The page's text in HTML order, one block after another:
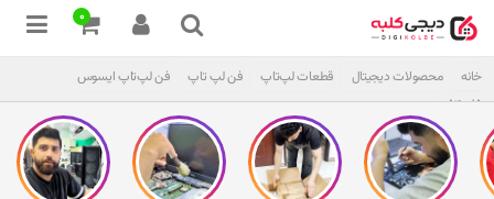
0
خانه محصولات دیجیتال قطعات لپ‌تاپ فن لپ تاپ
فن لپ‌تاپ ایسوس
A40JA